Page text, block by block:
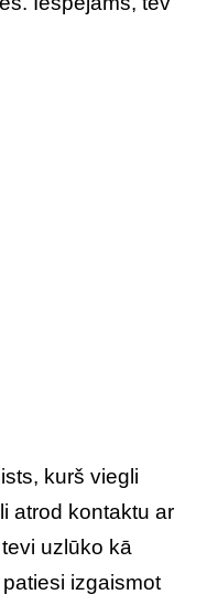
kurš viegli
atrod kontaktu ar
uzlūko kā
izgaismot